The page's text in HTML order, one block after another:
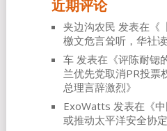
近期评论
夹边沟农民 发表在《
檄文危言耸听，华社
车发表在《评陈耐锶
兰优先党取消PR投票
总理言辞激烈》
ExoWatts 发表在《
或推动太平洋安全协